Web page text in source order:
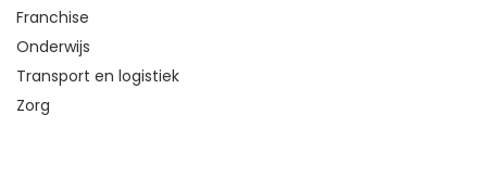
Franchise
Onderwijs
Transport en logistiek
Zorg